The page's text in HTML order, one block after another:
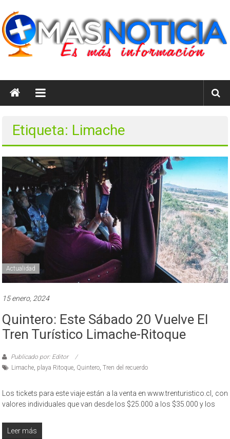
contenido
Es
Etiqueta: Limache
Actualidad
15 enero, 2024
Quintero: Este Sábado 20 Vuelve El
Tren Turístico Limache-Ritoque
Publicado por: Editor
Limache playa Ritoque Quintero ,Tren del recuerdo
Los tickets para este viaje están a la venta en www.trenturistico.cl, con
valores individuales que van desde los $25.000 a los $35.000 y los
Leer más